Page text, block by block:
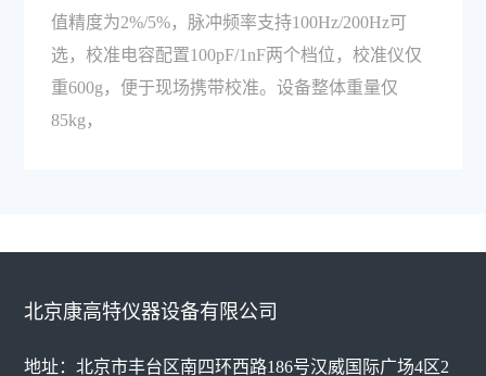
值精度为2%/5%，脉冲频率支持100Hz/200Hz可
选，校准电容配置100pF/1nF两个档位，校准仪仅
重600g，便于现场携带校准。设备整体重量仅
85kg，
北京康高特仪器设备有限公司
地址：北京市丰台区南四环西路186号汉威国际广场4区2